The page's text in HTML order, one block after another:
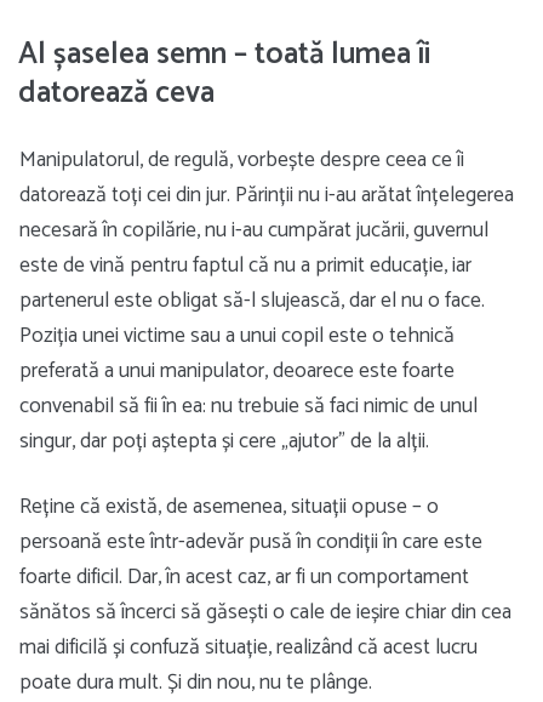
Al șaselea semn – toată lumea îi
datorează ceva
Manipulatorul, de regulă, vorbește despre ceea ce îi
datorează toți cei din jur. Părinții nu i-au arătat înțelegerea
necesară în copilărie, nu i-au cumpărat jucării, guvernul
este de vină pentru faptul că nu a primit educație, iar
partenerul este obligat să-l slujească, dar el nu o face.
Poziția unei victime sau a unui copil este o tehnică
preferată a unui manipulator, deoarece este foarte
convenabil să fii în ea: nu trebuie să faci nimic de unul
singur, dar poți aștepta și cere „ajutor” de la alții.
Reține că există, de asemenea, situații opuse – o
persoană este într-adevăr pusă în condiții în care este
foarte dificil. Dar, în acest caz, ar fi un comportament
sănătos să încerci să găsești o cale de ieșire chiar din cea
mai dificilă și confuză situație, realizând că acest lucru
poate dura mult. Și din nou, nu te plânge.